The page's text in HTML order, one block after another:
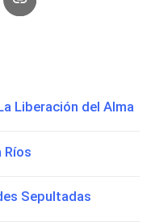
Liberación del Alma
Ríos
Sepultadas